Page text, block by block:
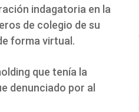
indagatoria en la
de colegio de su
forma virtual.
que tenía la
denunciado por al